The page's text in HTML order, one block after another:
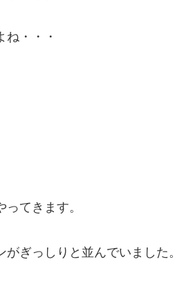
・・・
てきます。
ぎっしりと並んでいました。